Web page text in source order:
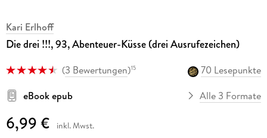
Kari Erlhoff
Die drei !!!, 93, Abenteuer-Küsse (drei Ausrufezeichen)
(3 Bewertungen)15
70 Lesepunkte
eBook epub
Alle 3 Formate
6,99 € inkl. Mwst.